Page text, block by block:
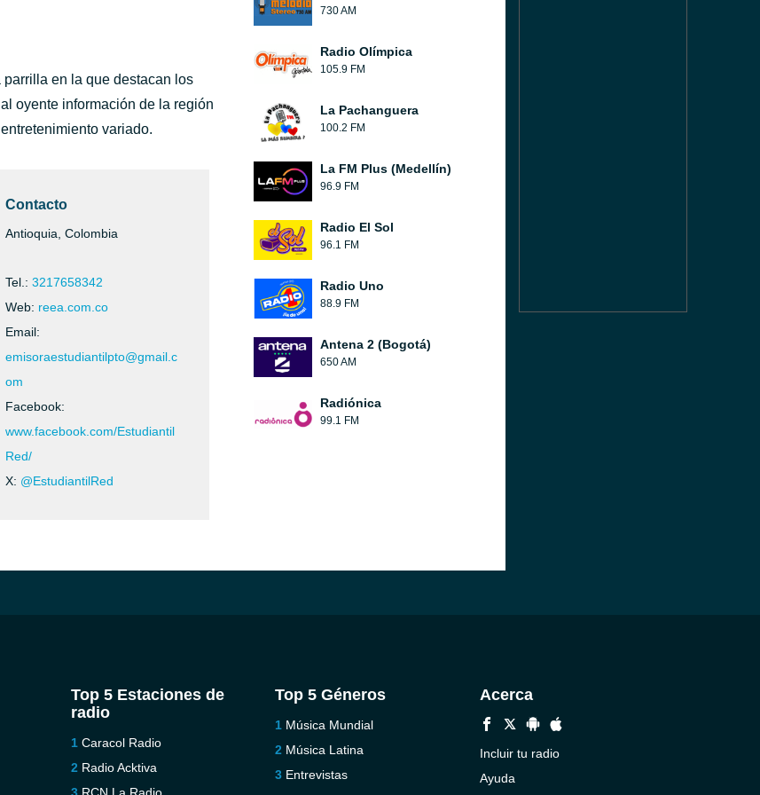
en la que destacan los
oyente información de la región
variado.
Contacto
Antioquia, Colombia
Tel.: 3217658342
Web: reea.com.co
Email:
emisoraestudiantilpto@gmail.c
om
Facebook:
www.facebook.com/Estudiantil
Red/
X: @EstudiantilRed
730 AM
Radio Olímpica
105.9 FM
La Pachanguera
100.2 FM
La FM Plus (Medellín)
96.9 FM
Radio El Sol
96.1 FM
Radio Uno
88.9 FM
Antena 2 (Bogotá)
650 AM
Radiónica
99.1 FM
Top 5 Estaciones de
radio
Caracol Radio
Radio Acktiva
Top 5 Géneros
Música Mundial
Música Latina
Entrevistas
Acerca
Incluir tu radio
Ayuda